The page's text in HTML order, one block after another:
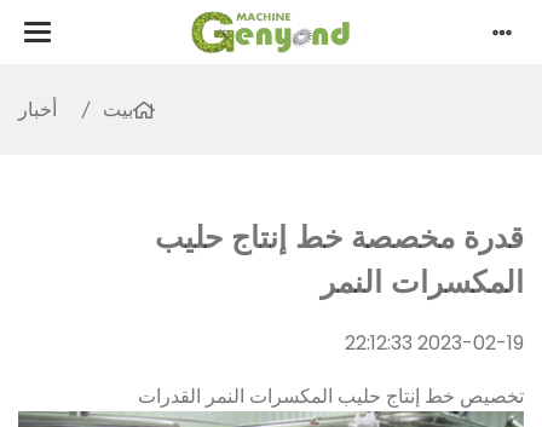
بيت أخبار
قدرة مخصصة خط إنتاج حليب
المكسرات النمر
2023-02-19 22:12:33
تخصيص خط إنتاج حليب المكسرات النمر القدرات